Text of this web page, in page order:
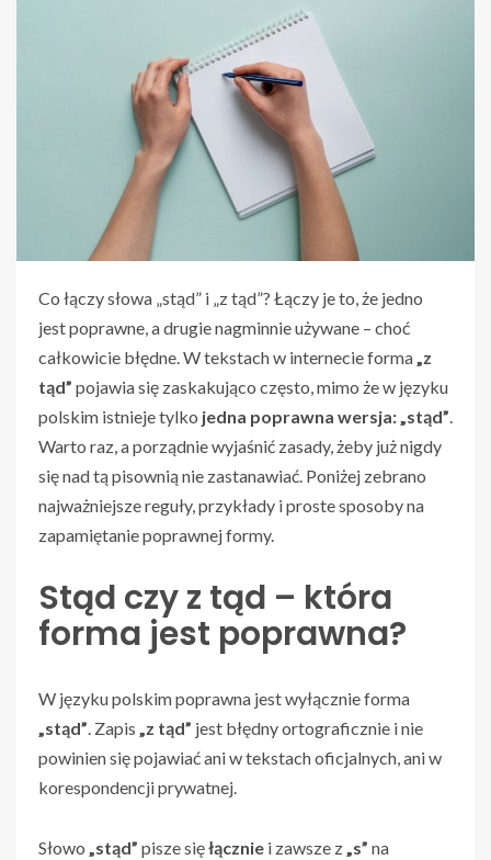
Co łączy słowa „stąd” i „z tąd”? Łączy je to, że jedno
jest poprawne, a drugie nagminnie używane – choć
całkowicie błędne. W tekstach w internecie forma„z
tąd” pojawia się zaskakująco często, mimo że w języku
polskim istnieje tylko jedna poprawna wersja: „stąd”.
Warto raz, a porządnie wyjaśnić zasady, żeby już nigdy
się nad tą pisownią nie zastanawiać. Poniżej zebrano
najważniejsze reguły, przykłady i proste sposoby na
zapamiętanie poprawnej formy.
Stąd czy z tąd – która
forma jest poprawna?
W języku polskim poprawna jest wyłącznie forma
„stąd”. Zapis „z tąd” jest błędny ortograficznie i nie
powinien się pojawiać ani w tekstach oficjalnych, ani w
korespondencji prywatnej.
Słowo „stąd” pisze sięłącznie i zawsze z„s” na